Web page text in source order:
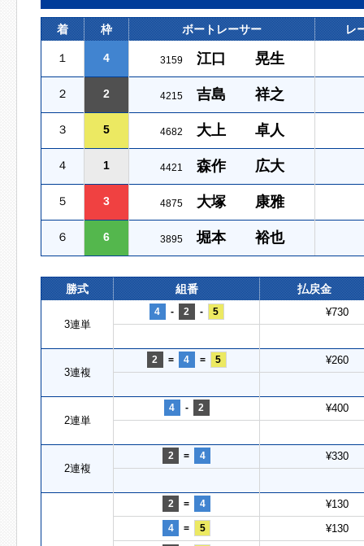
着 枠 ボートレーサー レ
１ 4 3159 江口 晃生
２ 2 4215 吉島 祥之
３ 5 4682 大上 卓人
４ 1 4421 森作 広大
５ 3 4875 大塚 康雅
６ 6 3895 堀本 裕也
勝式 組番 払戻金
3連単
4 - 2 - 5 ¥730
3連複
2 = 4 = 5 ¥260
2連単
4 - 2 ¥400
2連複
2 = 4 ¥330
2 = 4 ¥130
4 = 5 ¥130